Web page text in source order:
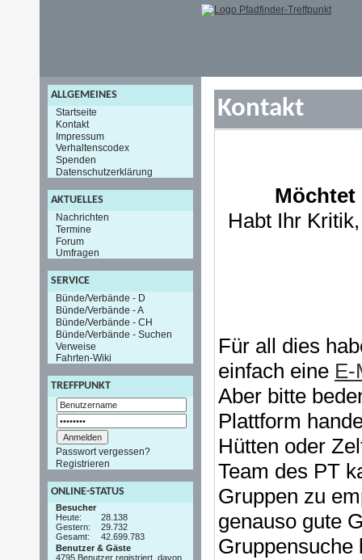
ALLGEMEINES
Startseite
Kontakt
Impressum
Verhaltenscodex
Spenden
Datenschutzerklärung
AKTUELLES
Nachrichten
Termine
Forum
Umfragen
SERVICE
Bünde/Verbände - D
Bünde/Verbände - A
Bünde/Verbände - CH
Bünde/Verbände - Suchen
Verweise
Fahrten-Wiki
TREFFPUNKT
Passwort vergessen?
Registrieren
ONLINE-STATUS
Besucher
Heute:
28.138
Gestern:
29.732
Gesamt:
42.699.783
Benutzer & Gäste
Kontakt
Möchtet
Habt Ihr
Für all dies
einfach eine E-
Aber bitte
Plattform
Hütten oder
Team des PT
Gruppen zu
genauso gute
Gruppensuche